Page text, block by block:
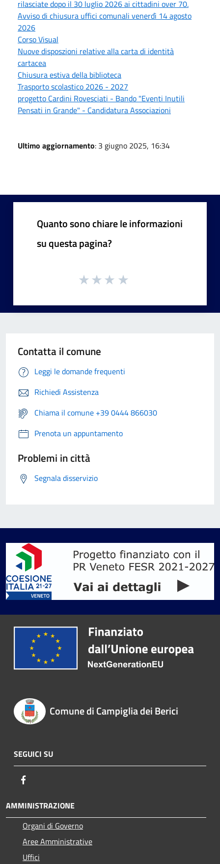
rilasciate dopo il 30 luglio 2026 ai cittadini over 70.
Avviso di chiusura uffici comunali venerdì 14 agosto
2026
Corso Visual
Nuove disposzioni relative alla carta di identità
cartacea
Chiusura estiva della biblioteca
Trasporto scolastico 2026 - 2027
progetto Cardini Rovesciati - Bando "Eventi Inutili
Pensati in Grande" - Candidatura Associazioni
Ultimo aggiornamento: 3 giugno 2025, 16:34
Quanto sono chiare le informazioni
su questa pagina?
Contatta il comune
Leggi le domande frequenti
Richiedi Assistenza
Chiama il comune +39 0444 866030
Prenota un appuntamento
Problemi in città
Segnala disservizio
Comune di Campiglia dei Berici
SEGUICI SU
AMMINISTRAZIONE
Organi di Governo
Aree Amministrative
Uffici